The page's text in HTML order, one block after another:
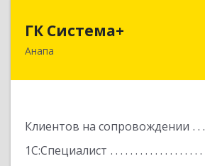
ГК Система+
Анапа
Клиентов на сопровождении
1С:Специалист
353450, Краснодарский